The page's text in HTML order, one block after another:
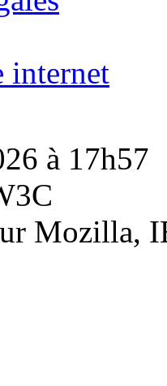
internet
à 17h57
Mozilla,